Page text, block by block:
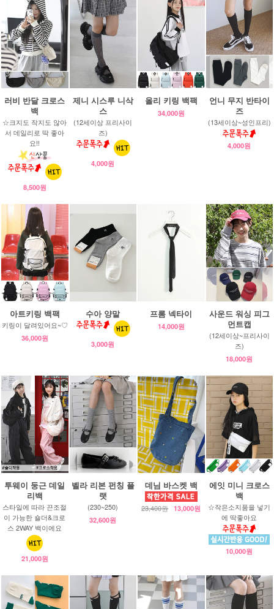
러비 반달 크로스
백
☆크지도 작지도 않아
서 데일리로 딱 좋아
요!!
8,500원
제니 시스루 니삭
스
(12세이상 프리사이
즈)
4,000원
올리 키링 백팩
34,000원
언니 무지 반타이
즈
(13세이상~성인프리)
4,000원
아트키링 백팩
키링이 달려있어요~♡
36,000원
수아 양말
3,000원
프롬 넥타이
14,000원
사운드 워싱 피그
먼트캡
(12세이상~프리사이
즈)
18,000원
투웨이 둥근 데일
리백
스타일에 따라 끈조절
이 가능한 숄더&크로
스 2WAY 백이에요
21,000원
벨라 리본 펀칭 플
랫
(230~250)
32,600원
데님 바스켓 백
23,400원 13,000원
에잇 미니 크로스
백
☆작은소지품을 넣기
에 딱좋아요
10,000원